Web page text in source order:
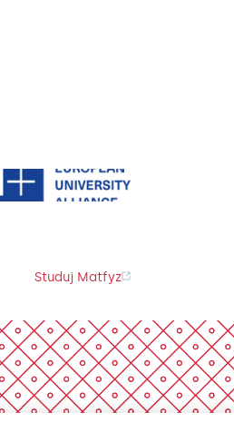
Studuj Matfyz